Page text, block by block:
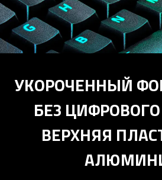
УКОРОЧЕННЫЙ
БЕЗ
ВЕРХНЯЯ